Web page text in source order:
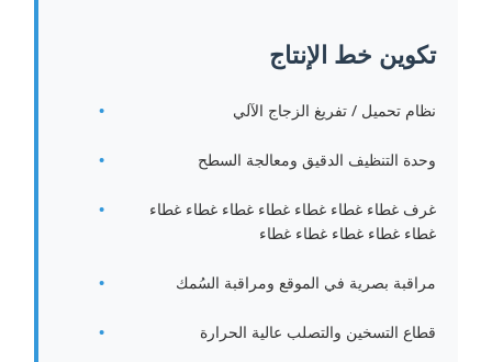
تكوين خط الإنتاج
نظام تحميل / تفريغ الزجاج الآلي
وحدة التنظيف الدقيق ومعالجة السطح
غرف غطاء غطاء غطاء غطاء غطاء غطاء غطاء
غطاء غطاء غطاء غطاء غطاء
مراقبة بصرية في الموقع ومراقبة السُمك
قطاع التسخين والتصلب عالية الحرارة